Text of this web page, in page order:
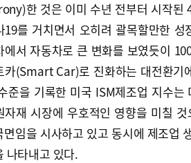
한 것은 이미 수년 전부터 시작된
19를 거치면서 오히려 괄목할만한
에서 자동차로 큰 변화를 보였듯이
카(Smart Car)로 진화하는 대전환기
준을 기록한 미국 ISM제조업 지수
자재 시장에 우호적인 영향을 미칠
임을 시사하고 있고 동시에 제조업
나타내고 있다.